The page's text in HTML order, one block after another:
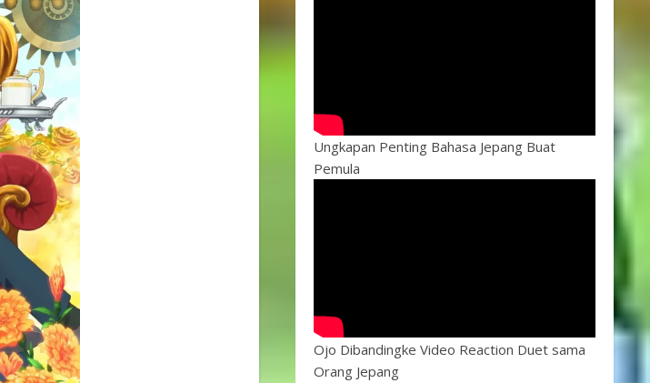
Ungkapan Penting Bahasa Jepang Buat
Pemula
Ojo Dibandingke Video Reaction Duet sama
Orang Jepang